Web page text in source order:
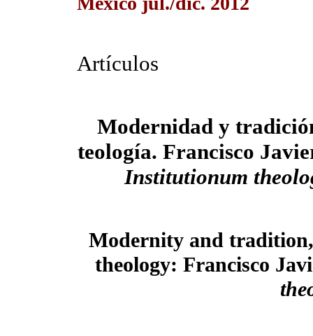
Artículos
Modernidad y
teología. Francisco
Institutionum
Modernity and tradition,
theology: Francisco